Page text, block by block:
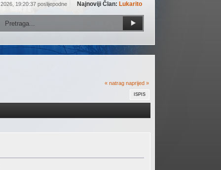
19:20:37 poslijepodne Najnoviji Član: Lukarito
« natrag naprijed »
ISPIS